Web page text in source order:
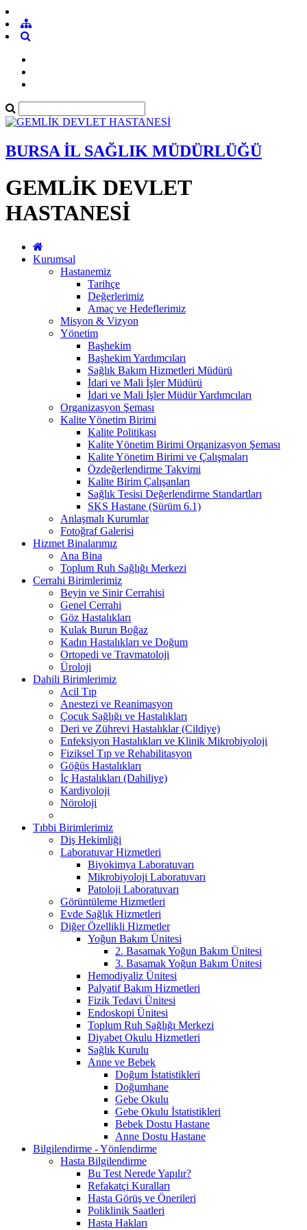
BURSA İL SAĞLIK MÜDÜRLÜĞÜ
GEMLİK DEVLET
HASTANESİ
Kurumsal
Hastanemiz
Tarihçe
Değerlerimiz
Amaç ve Hedeflerimiz
Misyon & Vizyon
Yönetim
Başhekim
Başhekim Yardımcıları
Sağlık Bakım Hizmetleri Müdürü
İdari ve Mali İşler Müdürü
İdari ve Mali İşler Müdür Yardımcıları
Organizasyon Şeması
Kalite Yönetim Birimi
Kalite Politikası
Kalite Yönetim Birimi Organizasyon Şeması
Kalite Yönetim Birimi ve Çalışmaları
Özdeğerlendirme Takvimi
Kalite Birim Çalışanları
Sağlık Tesisi Değerlendirme Standartları
SKS Hastane (Sürüm 6.1)
Anlaşmalı Kurumlar
Fotoğraf Galerisi
Hizmet Binalarımız
Ana Bina
Toplum Ruh Sağlığı Merkezi
Cerrahi Birimlerimiz
Beyin ve Sinir Cerrahisi
Genel Cerrahi
Göz Hastalıkları
Kulak Burun Boğaz
Kadın Hastalıkları ve Doğum
Ortopedi ve Travmatoloji
Üroloji
Dahili Birimlerimiz
Acil Tıp
Anestezi ve Reanimasyon
Çocuk Sağlığı ve Hastalıkları
Deri ve Zührevi Hastalıklar (Cildiye)
Enfeksiyon Hastalıkları ve Klinik Mikrobiyoloji
Fiziksel Tıp ve Rehabilitasyon
Göğüs Hastalıkları
İç Hastalıkları (Dahiliye)
Kardiyoloji
Nöroloji
Tıbbi Birimlerimiz
Diş Hekimliği
Laboratuvar Hizmetleri
Biyokimya Laboratuvarı
Mikrobiyoloji Laboratuvarı
Patoloji Laboratuvarı
Görüntüleme Hizmetleri
Evde Sağlık Hizmetleri
Diğer Özellikli Hizmetler
Yoğun Bakım Ünitesi
2. Basamak Yoğun Bakım Ünitesi
3. Basamak Yoğun Bakım Ünitesi
Hemodiyaliz Ünitesi
Palyatif Bakım Hizmetleri
Fizik Tedavi Ünitesi
Endoskopi Ünitesi
Toplum Ruh Sağlığı Merkezi
Diyabet Okulu Hizmetleri
Sağlık Kurulu
Anne ve Bebek
Doğum İstatistikleri
Doğumhane
Gebe Okulu
Gebe Okulu İstatistikleri
Bebek Dostu Hastane
Anne Dostu Hastane
Bilgilendirme - Yönlendirme
Hasta Bilgilendirme
Bu Test Nerede Yapılır?
Refakatçi Kuralları
Hasta Görüş ve Önerileri
Poliklinik Saatleri
Hasta Hakları